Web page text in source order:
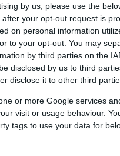
by us, please use the
your opt-out request is
on personal information
to your opt-out. You may
by third parties on the
disclosed by us to third
disclose it to other third
or more Google services
visit or usage behaviour.
tags to use your data for